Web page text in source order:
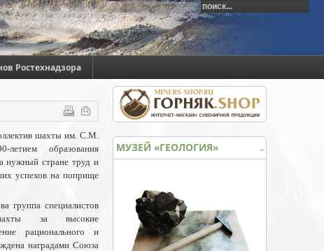
Ростехнадзора
шахты им. С.М.
образования
нужный стране труд и
успехов на поприще
группа специалистов
шахты за высокие
рационального и
наградами Союза
МУЗЕЙ «ГЕОЛОГИЯ»